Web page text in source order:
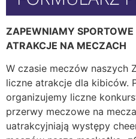
ZAPEWNIAMY
ATRAKCJE NA MECZACH
W czasie meczów naszych
liczne atrakcje dla kibiców.
organizujemy liczne
przerwy meczowe na
uatrakcyjniają występy